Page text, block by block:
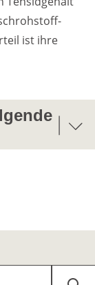
ist ihre